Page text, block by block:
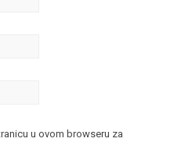
u ovom browseru za